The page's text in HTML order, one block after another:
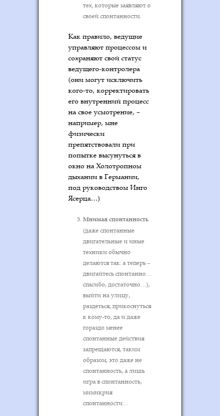
тех, которые заявляют о
своей спонтанности.
Как правило, ведущие
управляют процессом и
сохраняют свой статус
ведущего-контролера
(они могут исключить
кого-то, корректировать
его внутренний процесс
на свое усмотрение, –
например, мне
физически
препятствовали при
попытке высунуться в
окно на Холотропном
дыхании в Германии,
под руководством Инго
Ясерца…)
Мнимая спонтанность
(даже спонтанные
двигательные и иные
техники обычно
делаются так: а теперь –
двигайтесь спонтанно…
спасибо, достаточно…),
выйти на улицу,
раздеться, прикоснуться
к кому-то, да и даже
гораздо менее
спонтанные действия
запрещаются, таким
образом, это даже не
спонтанность, а лишь
игра в спонтанность,
мимикрия
спонтанности…